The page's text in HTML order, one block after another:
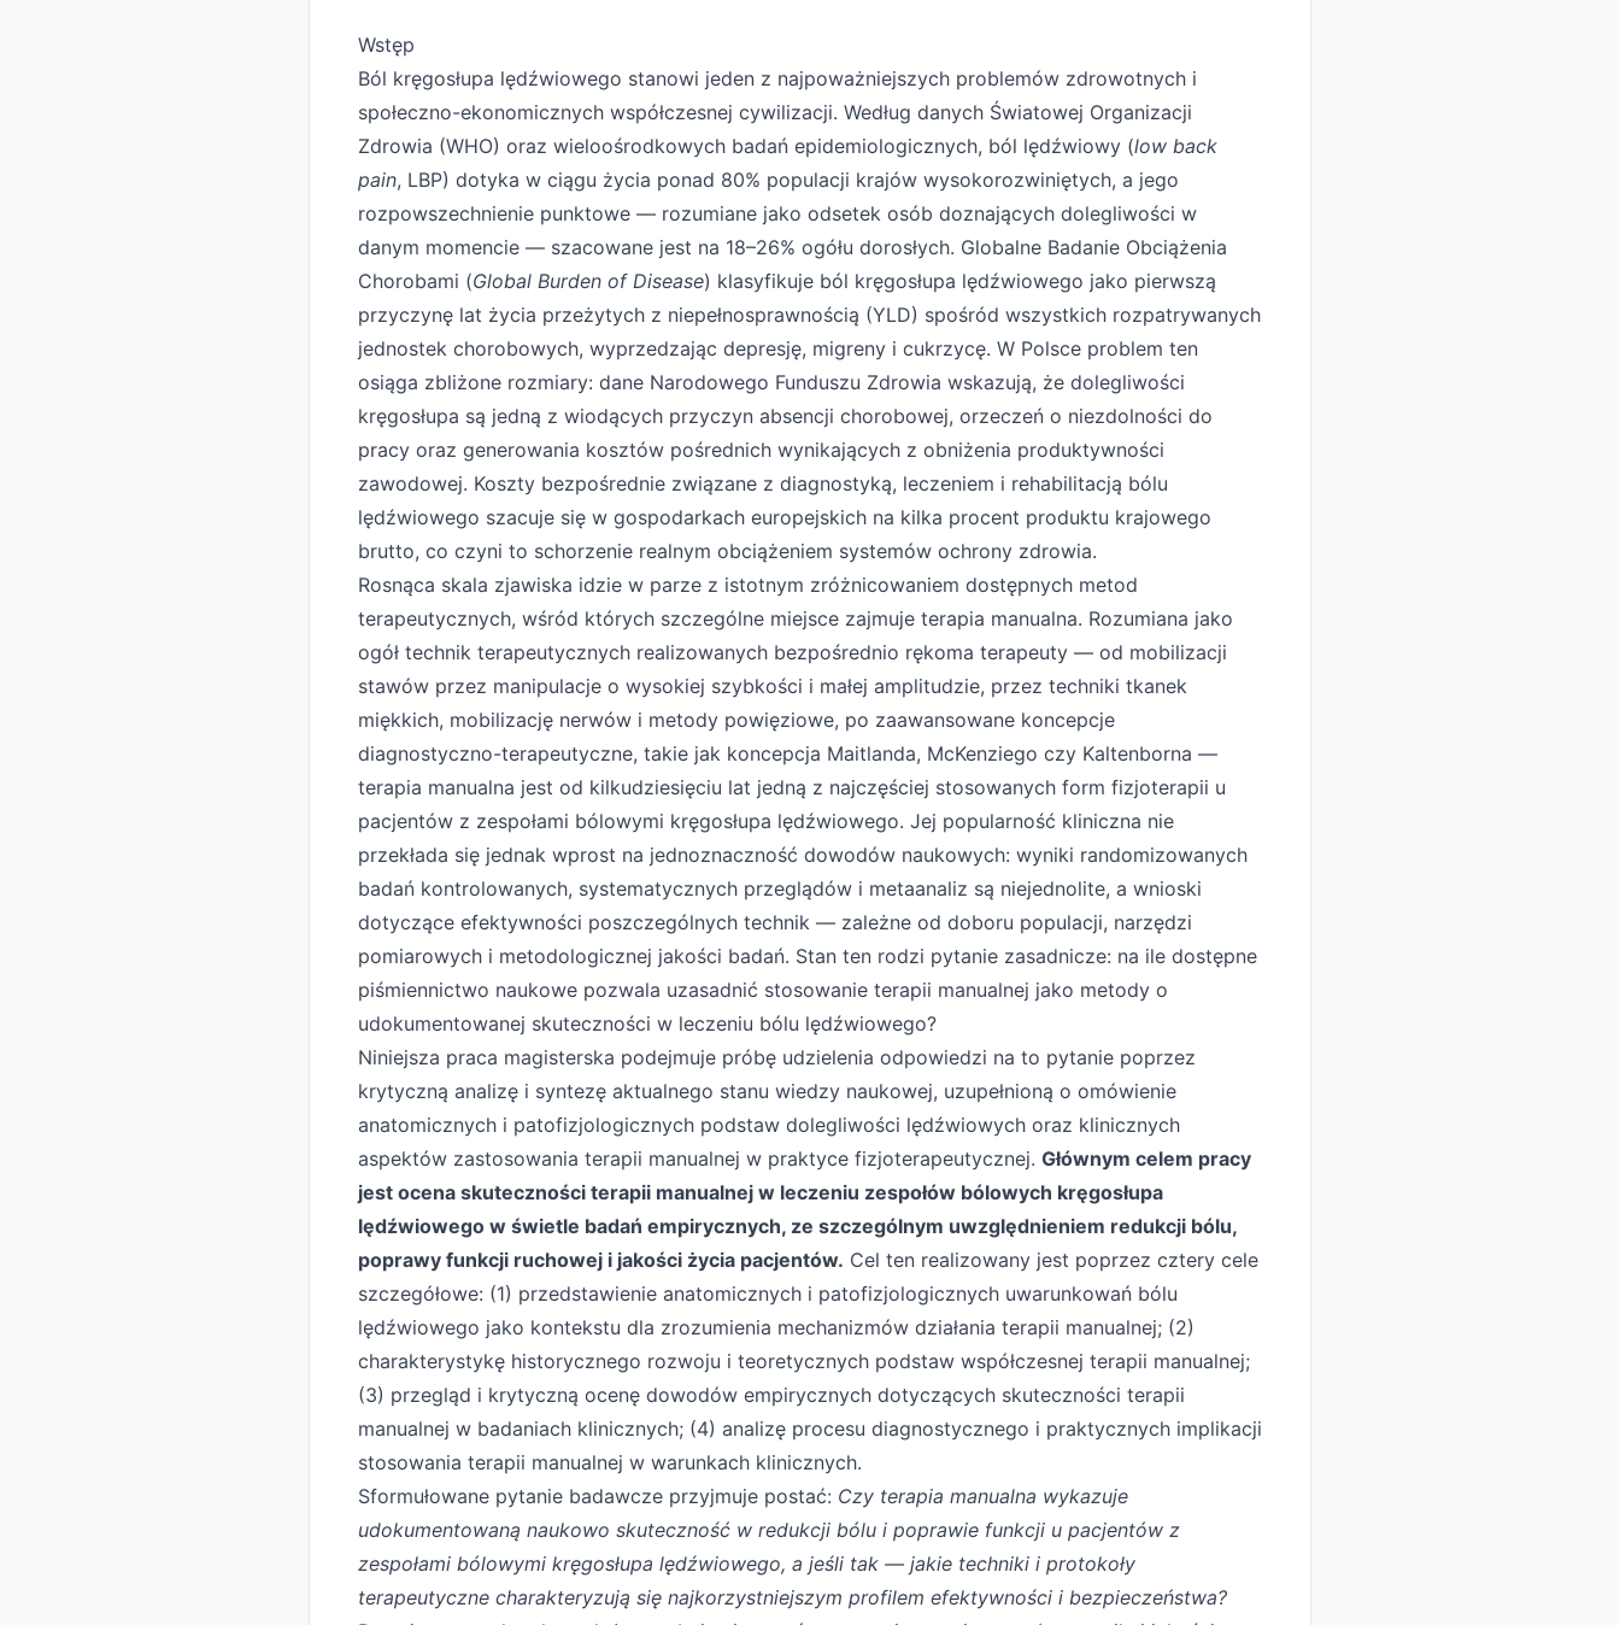
Wstęp
Ból kręgosłupa lędźwiowego stanowi jeden z najpoważniejszych problemów zdrowotnych i
społeczno-ekonomicznych współczesnej cywilizacji. Według danych Światowej Organizacji
Zdrowia (WHO) oraz wieloośrodkowych badań epidemiologicznych, ból lędźwiowy (low back
pain, LBP) dotyka w ciągu życia ponad 80% populacji krajów wysokorozwiniętych, a jego
rozpowszechnienie punktowe — rozumiane jako odsetek osób doznających dolegliwości w
danym momencie — szacowane jest na 18–26% ogółu dorosłych. Globalne Badanie Obciążenia
Chorobami (Global Burden of Disease) klasyfikuje ból kręgosłupa lędźwiowego jako pierwszą
przyczynę lat życia przeżytych z niepełnosprawnością (YLD) spośród wszystkich rozpatrywanych
jednostek chorobowych, wyprzedzając depresję, migreny i cukrzycę. W Polsce problem ten
osiąga zbliżone rozmiary: dane Narodowego Funduszu Zdrowia wskazują, że dolegliwości
kręgosłupa są jedną z wiodących przyczyn absencji chorobowej, orzeczeń o niezdolności do
pracy oraz generowania kosztów pośrednich wynikających z obniżenia produktywności
zawodowej. Koszty bezpośrednie związane z diagnostyką, leczeniem i rehabilitacją bólu
lędźwiowego szacuje się w gospodarkach europejskich na kilka procent produktu krajowego
brutto, co czyni to schorzenie realnym obciążeniem systemów ochrony zdrowia.
Rosnąca skala zjawiska idzie w parze z istotnym zróżnicowaniem dostępnych metod
terapeutycznych, wśród których szczególne miejsce zajmuje terapia manualna. Rozumiana jako
ogół technik terapeutycznych realizowanych bezpośrednio rękoma terapeuty — od mobilizacji
stawów przez manipulacje o wysokiej szybkości i małej amplitudzie, przez techniki tkanek
miękkich, mobilizację nerwów i metody powięziowe, po zaawansowane koncepcje
diagnostyczno-terapeutyczne, takie jak koncepcja Maitlanda, McKenziego czy Kaltenborna —
terapia manualna jest od kilkudziesięciu lat jedną z najczęściej stosowanych form fizjoterapii u
pacjentów z zespołami bólowymi kręgosłupa lędźwiowego. Jej popularność kliniczna nie
przekłada się jednak wprost na jednoznaczność dowodów naukowych: wyniki randomizowanych
badań kontrolowanych, systematycznych przeglądów i metaanaliz są niejednolite, a wnioski
dotyczące efektywności poszczególnych technik — zależne od doboru populacji, narzędzi
pomiarowych i metodologicznej jakości badań. Stan ten rodzi pytanie zasadnicze: na ile dostępne
piśmiennictwo naukowe pozwala uzasadnić stosowanie terapii manualnej jako metody o
udokumentowanej skuteczności w leczeniu bólu lędźwiowego?
Niniejsza praca magisterska podejmuje próbę udzielenia odpowiedzi na to pytanie poprzez
krytyczną analizę i syntezę aktualnego stanu wiedzy naukowej, uzupełnioną o omówienie
anatomicznych i patofizjologicznych podstaw dolegliwości lędźwiowych oraz klinicznych
aspektów zastosowania terapii manualnej w praktyce fizjoterapeutycznej. Głównym celem pracy
jest ocena skuteczności terapii manualnej w leczeniu zespołów bólowych kręgosłupa
lędźwiowego w świetle badań empirycznych, ze szczególnym uwzględnieniem redukcji bólu,
poprawy funkcji ruchowej i jakości życia pacjentów. Cel ten realizowany jest poprzez cztery cele
szczegółowe: (1) przedstawienie anatomicznych i patofizjologicznych uwarunkowań bólu
lędźwiowego jako kontekstu dla zrozumienia mechanizmów działania terapii manualnej; (2)
charakterystykę historycznego rozwoju i teoretycznych podstaw współczesnej terapii manualnej;
(3) przegląd i krytyczną ocenę dowodów empirycznych dotyczących skuteczności terapii
manualnej w badaniach klinicznych; (4) analizę procesu diagnostycznego i praktycznych implikacji
stosowania terapii manualnej w warunkach klinicznych.
Sformułowane pytanie badawcze przyjmuje postać: Czy terapia manualna wykazuje
udokumentowaną naukowo skuteczność w redukcji bólu i poprawie funkcji u pacjentów z
zespołami bólowymi kręgosłupa lędźwiowego, a jeśli tak — jakie techniki i protokoły
terapeutyczne charakteryzują się najkorzystniejszym profilem efektywności i bezpieczeństwa?